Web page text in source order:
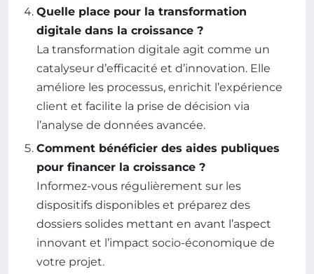
Quelle place pour la transformation
digitale dans la croissance ?
La transformation digitale agit comme un
catalyseur d’efficacité et d’innovation. Elle
améliore les processus, enrichit l’expérience
client et facilite la prise de décision via
l’analyse de données avancée.
Comment bénéficier des aides publiques
pour financer la croissance ?
Informez-vous régulièrement sur les
dispositifs disponibles et préparez des
dossiers solides mettant en avant l’aspect
innovant et l’impact socio-économique de
votre projet.